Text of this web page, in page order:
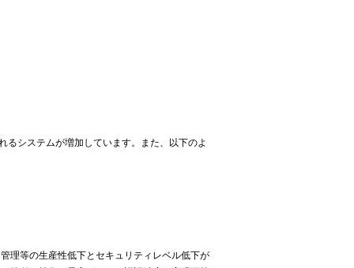
るシステムが増加しています。また、以下のよ
理等の生産性低下とセキュリティレベル低下が